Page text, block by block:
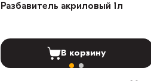
Разбавитель акриловый 1л
В корзину